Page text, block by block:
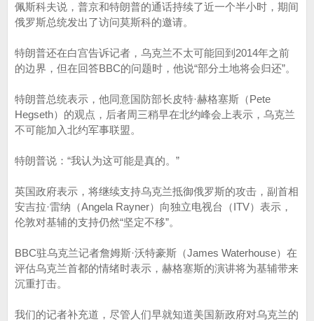
佩斯科夫说，普京和特朗普的通话持续了近一个半小时​​，期间
俄罗斯总统发出了访问莫斯科的邀请。
特朗普还在白宫告诉记者，乌克兰不太可能回到2014年之前
的边界，但在回答BBC的问题时，他说“部分土地将会归还”。
特朗普总统表示，他同意国防部长皮特·赫格塞斯（Pete
Hegseth）的观点，后者周三稍早在北约峰会上表示，乌克兰
不可能加入北约军事联盟。
特朗普说：“我认为这可能是真的。”
英国政府表示，将继续支持乌克兰抵御俄罗斯的攻击，副首相
安吉拉·雷纳（Angela Rayner）向独立电视台（ITV）表示，
伦敦对基辅的支持仍然“坚定不移”。
BBC驻乌克兰记者詹姆斯·沃特豪斯（James Waterhouse）在
评估乌克兰首都的情绪时表示，赫格塞斯的演讲将为基辅带来
沉重打击。
我们的记者补充道，尽管人们早就知道美国新政府对乌克兰的